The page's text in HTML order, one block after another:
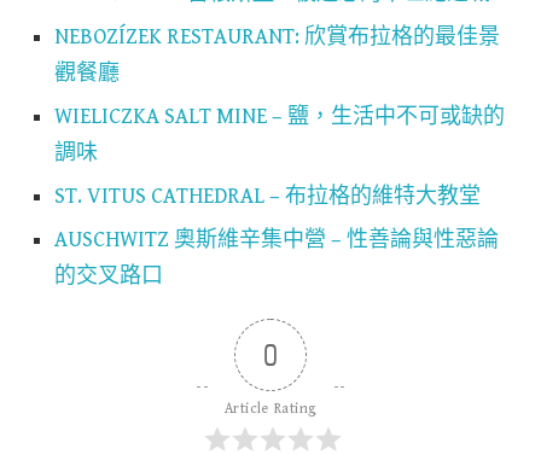
NEBOZÍZEK RESTAURANT: 欣賞布拉格的最佳景
觀餐廳
WIELICZKA SALT MINE – 鹽，生活中不可或缺的
調味
ST. VITUS CATHEDRAL – 布拉格的維特大教堂
AUSCHWITZ 奧斯維辛集中營 – 性善論與性惡論
的交叉路口
0
Article Rating